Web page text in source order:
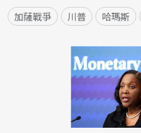
加薩戰爭 川普 哈瑪斯